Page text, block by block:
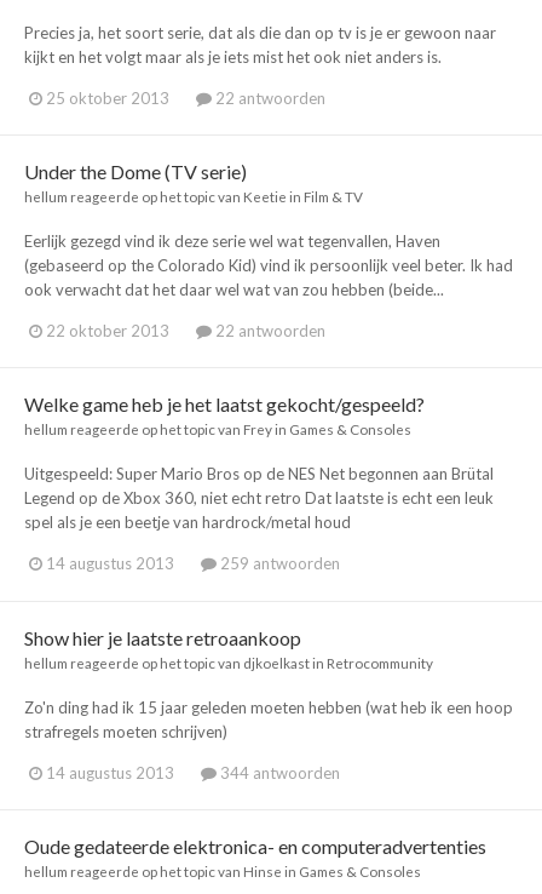
Precies ja, het soort serie, dat als die dan op tv is je er gewoon naar
kijkt en het volgt maar als je iets mist het ook niet anders is.
25 oktober 2013 22 antwoorden
Under the Dome (TV serie)
hellum reageerde op het topic van Keetie in Film & TV
Eerlijk gezegd vind ik deze serie wel wat tegenvallen, Haven
(gebaseerd op the Colorado Kid) vind ik persoonlijk veel beter. Ik had
ook verwacht dat het daar wel wat van zou hebben (beide...
22 oktober 2013 22 antwoorden
Welke game heb je het laatst gekocht/gespeeld?
hellum reageerde op het topic van Frey in Games & Consoles
Uitgespeeld: Super Mario Bros op de NES Net begonnen aan Brütal
Legend op de Xbox 360, niet echt retro Dat laatste is echt een leuk
spel als je een beetje van hardrock/metal houd
14 augustus 2013 259 antwoorden
Show hier je laatste retroaankoop
hellum reageerde op het topic van djkoelkast in Retrocommunity
Zo'n ding had ik 15 jaar geleden moeten hebben (wat heb ik een hoop
strafregels moeten schrijven)
14 augustus 2013 344 antwoorden
Oude gedateerde elektronica- en computeradvertenties
hellum reageerde op het topic van Hinse in Games & Consoles